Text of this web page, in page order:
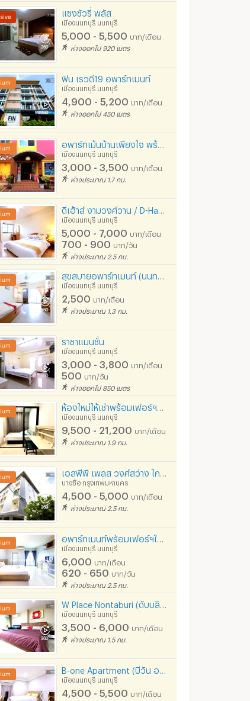
แซงชัวรี่ พลัส
เมืองนนทบุรี นนทบุรี
5,000 - 5,500 บาท/เดือน
ห่างออกไป 920 เมตร
ฟิน เรวดี19 อพาร์ทเมนท์
เมืองนนทบุรี นนทบุรี
4,900 - 5,200 บาท/เดือน
ห่างออกไป 450 เมตร
เมืองนนทบุรี นนทบุรี
3,000 - 3,500 บาท/เดือน
ห่างประมาณ 1.7 กม.
เมืองนนทบุรี นนทบุรี
5,000 - 7,000 บาท/เดือน
700 - 900 บาท/วัน
ห่างประมาณ 2.5 กม.
เมืองนนทบุรี นนทบุรี
2,500 บาท/เดือน
ห่างประมาณ 1.3 กม.
ราชาแมนชั่น
เมืองนนทบุรี นนทบุรี
3,000 - 3,800 บาท/เดือน
500 บาท/วัน
ห่างออกไป 850 เมตร
เมืองนนทบุรี นนทบุรี
9,500 - 21,200 บาท/เดือน
ห่างประมาณ 1.9 กม.
บางซื่อ กรุงเทพมหานคร
4,500 - 5,000 บาท/เดือน
ห่างประมาณ 2.5 กม.
เมืองนนทบุรี นนทบุรี
6,000 บาท/เดือน
620 - 650 บาท/วัน
ห่างประมาณ 2.5 กม.
เมืองนนทบุรี นนทบุรี
3,500 - 6,000 บาท/เดือน
ห่างประมาณ 1.5 กม.
เมืองนนทบุรี นนทบุรี
4,500 - 5,500 บาท/เดือน